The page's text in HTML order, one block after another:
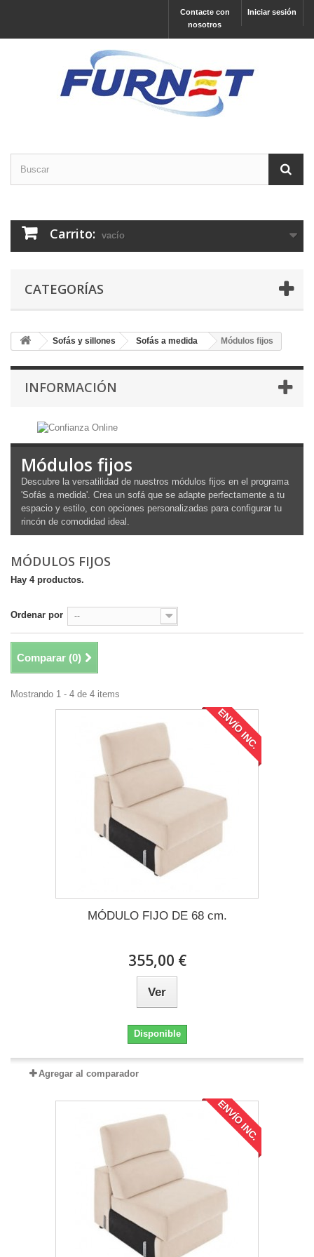
Iniciar sesión
Contacte con
nosotros
Carrito: vacío
CATEGORÍAS
Sofás y sillones Sofás a medida Módulos fijos
INFORMACIÓN
Módulos fijos
Descubre la versatilidad de nuestros módulos fijos en el programa
'Sofás a medida'. Crea un sofá que se adapte perfectamente a tu
espacio y estilo, con opciones personalizadas para configurar tu
rincón de comodidad ideal.
MÓDULOS FIJOS
Hay 4 productos.
Ordenar por --
Comparar (0)
Mostrando 1 - 4 de 4 items
ENVÍO INC.
MÓDULO FIJO DE 68 cm.
355,00 €
Ver
Disponible
Agregar al comparador
ENVÍO INC.